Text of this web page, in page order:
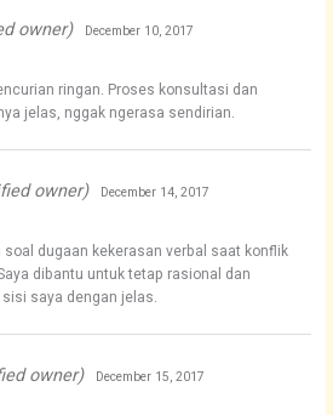
owner) December 10, 2017
ringan. Proses konsultasi dan
jelas, nggak ngerasa sendirian.
owner) December 14, 2017
soal dugaan kekerasan verbal saat konflik
dibantu untuk tetap rasional dan
saya dengan jelas.
owner) December 15, 2017